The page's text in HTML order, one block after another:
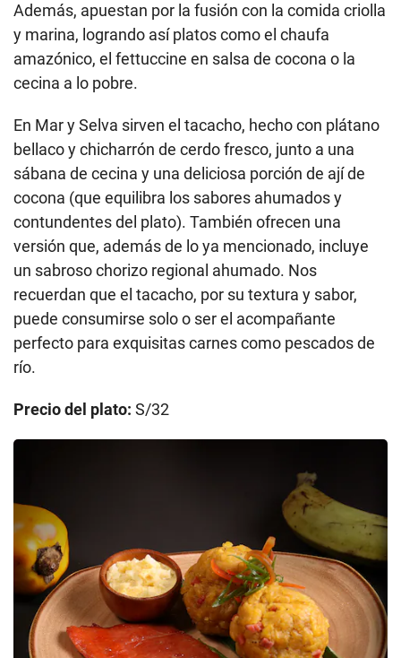
Además, apuestan por la fusión con la comida criolla
y marina, logrando así platos como el chaufa
amazónico, el fettuccine en salsa de cocona o la
cecina a lo pobre.
En Mar y Selva sirven el tacacho, hecho con plátano
bellaco y chicharrón de cerdo fresco, junto a una
sábana de cecina y una deliciosa porción de ají de
cocona (que equilibra los sabores ahumados y
contundentes del plato). También ofrecen una
versión que, además de lo ya mencionado, incluye
un sabroso chorizo regional ahumado. Nos
recuerdan que el tacacho, por su textura y sabor,
puede consumirse solo o ser el acompañante
perfecto para exquisitas carnes como pescados de
río.
Precio del plato: S/32